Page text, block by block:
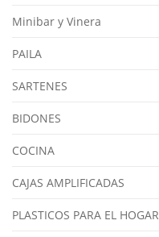
Minibar y Vinera
PAILA
SARTENES
BIDONES
COCINA
CAJAS AMPLIFICADAS
PLASTICOS PARA EL HOGAR